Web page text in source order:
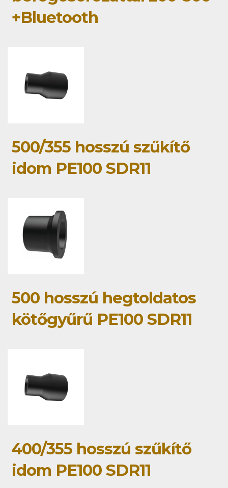
+Bluetooth
500/355 hosszú szűkítő
idom PE100 SDR11
500 hosszú hegtoldatos
kötőgyűrű PE100 SDR11
400/355 hosszú szűkítő
idom PE100 SDR11